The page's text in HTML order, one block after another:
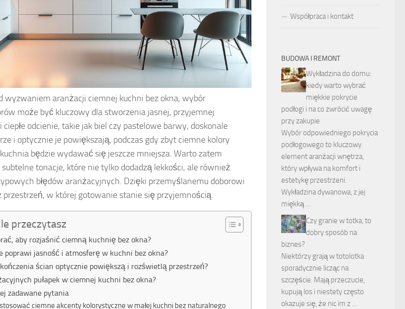
wyzwaniem aranżacji ciemnej kuchni bez okna, wybór
może być kluczowy dla stworzenia jasnej, przyjemnej
ciepłe odcienie, takie jak biel czy pastelowe barwy, doskonale
i optycznie je powiększają, podczas gdy zbyt ciemne kolory
będzie wydawać się jeszcze mniejsza. Warto zatem
tonacje, które nie tylko dodadzą lekkości, ale również
błędów aranżacyjnych. Dzięki przemyślanemu doborowi
przestrzeń, w której gotowanie stanie się przyjemnością.
przeczytasz
aby rozjaśnić ciemną kuchnię bez okna?
poprawi jasność i atmosferę w kuchni bez okna?
ścian optycznie powiększą i rozświetlą przestrzeń?
pułapek w ciemnej kuchni bez okna?
zadawane pytania
ciemne akcenty kolorystyczne w małej kuchni bez naturalnego
Współpraca i kontakt
BUDOWA I REMONT
Wykładzina do domu:
kiedy warto wybrać
miękkie pokrycie
podłogi i na co zwrócić uwagę
przy zakupie
Wybór odpowiedniego pokrycia
podłogowego to kluczowy
element aranżacji wnętrza,
który wpływa na komfort i
estetykę przestrzeni.
Wykładzina dywanowa, z jej
miękką …
Czy granie w totka, to
dobry sposób na
biznes?
Niektórzy grają w totolotka
sporadycznie licząc na
szczęście. Mają przeczucie,
kupują los i niestety często
okazuje się, że nic im z …